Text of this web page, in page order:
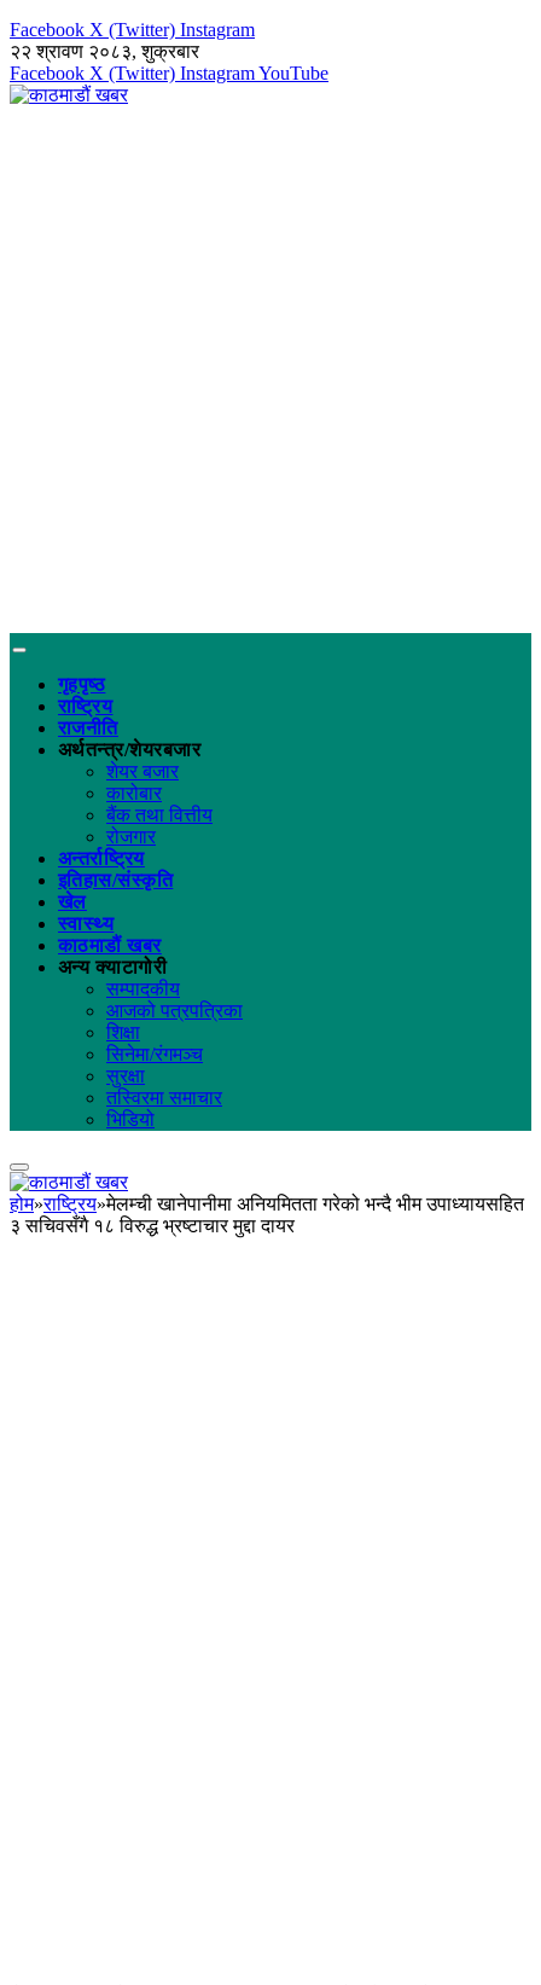
Facebook X (Twitter) Instagram
२२ श्रावण २०८३, शुक्रबार
Facebook X (Twitter) InstagramYouTube
गृहपृष्ठ
राष्ट्रिय
राजनीति
अर्थतन्त्र/शेयरबजार
शेयर बजार
कारोबार
बैंक तथा वित्तीय
रोजगार
अन्तर्राष्ट्रिय
इतिहास/संस्कृति
खेल
स्वास्थ्य
काठमाडौं खबर
अन्य क्याटागोरी
सम्पादकीय
आजको पत्रपत्रिका
शिक्षा
सिनेमा/रंगमञ्च
सुरक्षा
तस्विरमा समाचार
भिडियो
होम»राष्ट्रिय»मेलम्ची खानेपानीमा अनियमितता गरेको भन्दै भीम उपाध्यायसहित
३ सचिवसँगै १८ विरुद्ध भ्रष्टाचार मुद्दा दायर